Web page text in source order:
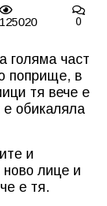
125020 0
голяма част
поприще, в
тя вече е
обикаляла
и
ново лице и
е тя.